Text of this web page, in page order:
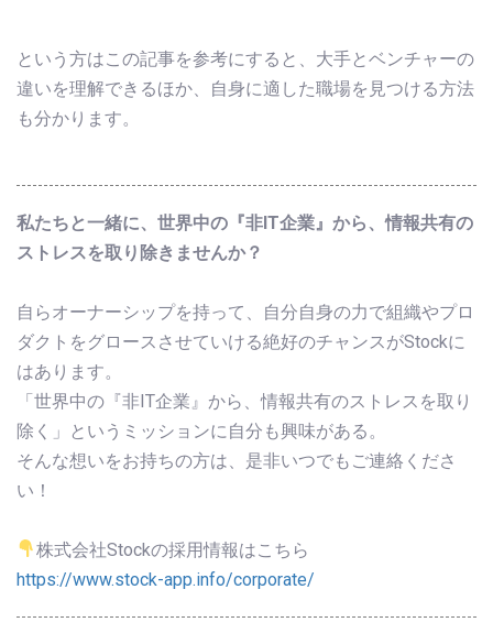
という方はこの記事を参考にすると、大手とベンチャーの
違いを理解できるほか、自身に適した職場を見つける方法
も分かります。
私たちと一緒に、世界中の『非IT企業』から、情報共有の
ストレスを取り除きませんか？
自らオーナーシップを持って、自分自身の力で組織やプロ
ダクトをグロースさせていける絶好のチャンスがStockに
はあります。
「世界中の『非IT企業』から、情報共有のストレスを取り
除く」というミッションに自分も興味がある。
そんな想いをお持ちの方は、是非いつでもご連絡くださ
い！
株式会社Stockの採用情報はこちら
https://www.stock-app.info/corporate/